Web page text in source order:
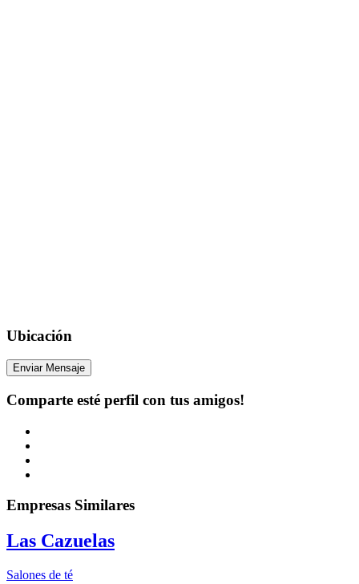
Ubicación
Enviar Mensaje
Comparte esté perfil con tus amigos!
Empresas Similares
Las Cazuelas
Salones de té